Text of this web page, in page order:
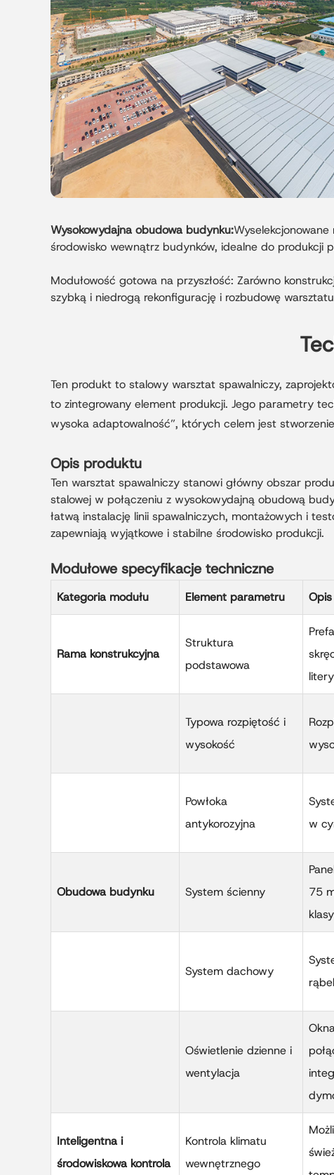
Wysokowydajna obudowa budynku:
środowisko wewnątrz budynków, idealne do produkcji
Modułowość gotowa na przyszłość: Zarówno
szybką i niedrogą rekonfigurację i rozbudowę
Ten produkt to stalowy warsztat spawalniczy,
to zintegrowany element produkcji. Jego parametry
wysoka adaptowalność”, których celem jest
Opis produktu
Ten warsztat spawalniczy stanowi główny obszar
stalowej w połączeniu z wysokowydajną obudową
łatwą instalację linii spawalniczych, montażowych i
zapewniają wyjątkowe i stabilne środowisko produkcji.
Modułowe specyfikacje techniczne
Kategoria modułu Element parametru
Rama konstrukcyjna
Struktura
podstawowa
Typowa rozpiętość i
wysokość
Powłoka
antykorozyjna
w
Obudowa budynku System ścienny
75
System dachowy
Oświetlenie dzienne i
wentylacja
Inteligentna i
środowiskowa kontrola
Kontrola klimatu
wewnętrznego